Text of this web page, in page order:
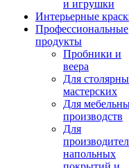
и игрушки
Интерьерные
Профессиональные
продукты
Пробники и
веера
Для
мастерских
Для
производств
Для
напольных